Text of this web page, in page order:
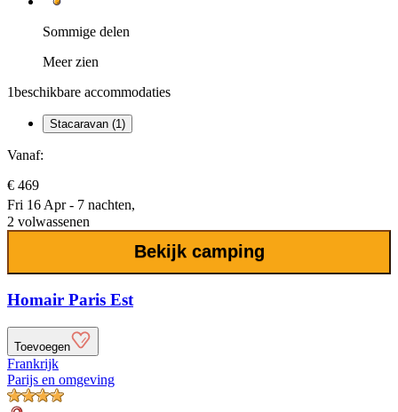
Sommige delen
Meer zien
1beschikbare accommodaties
Stacaravan (1)
Vanaf:
€ 469
Fri 16 Apr - 7 nachten,
2 volwassenen
Bekijk camping
Homair Paris Est
Toevoegen
Frankrijk
Parijs en omgeving